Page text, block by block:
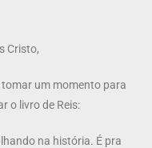
Cristo,
um momento para
o livro de Reis:
na história. É pra